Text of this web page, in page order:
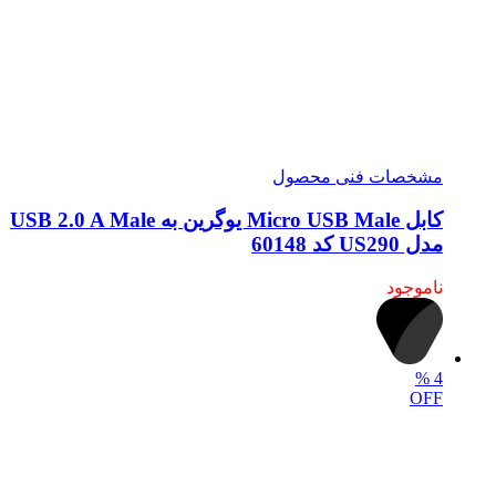
مشخصات فنی محصول
کابل Micro USB Male یوگرین به USB 2.0 A Male
مدل US290 کد 60148
ناموجود
4
%
OFF